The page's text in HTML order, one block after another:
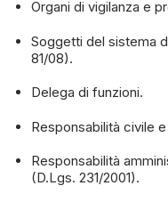
Organi di vigilanza e
Soggetti del sistema
81/08).
Delega di funzioni.
Responsabilità civile
Responsabilità
(D.Lgs. 231/2001).